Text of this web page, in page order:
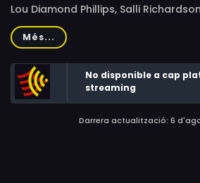
Lou Diamond Phillips, Salli
Dillon, Lise Cutter, Bill Allen,
Gary Farmer, Ralph Waite, Tantoo
Corbett, Ronny Quintanar Jr., Jim
Adam Roarke, Joseph Marcell, Earl
Erik Stabenau, Cody Eagleboy, Seth
Més...
No disponible a cap
streaming
Darrera actualització: 6